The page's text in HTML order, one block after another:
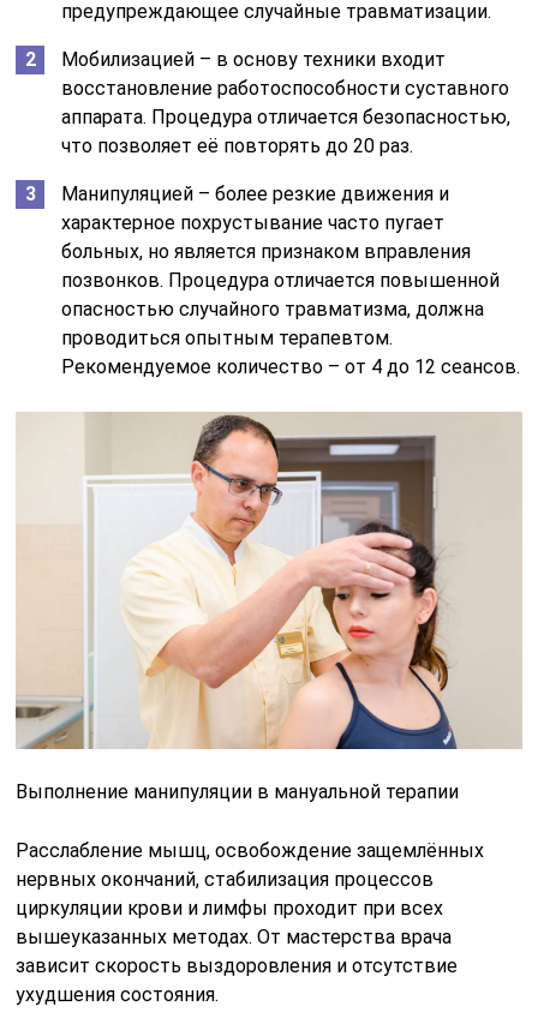
предупреждающее случайные травматизации.
Мобилизацией – в основу техники входит
восстановление работоспособности суставного
аппарата. Процедура отличается безопасностью,
что позволяет её повторять до 20 раз.
Манипуляцией – более резкие движения и
характерное похрустывание часто пугает
больных, но является признаком вправления
позвонков. Процедура отличается повышенной
опасностью случайного травматизма, должна
проводиться опытным терапевтом.
Рекомендуемое количество – от 4 до 12 сеансов.
Выполнение манипуляции в мануальной терапии
Расслабление мышц, освобождение защемлённых
нервных окончаний, стабилизация процессов
циркуляции крови и лимфы проходит при всех
вышеуказанных методах. От мастерства врача
зависит скорость выздоровления и отсутствие
ухудшения состояния.